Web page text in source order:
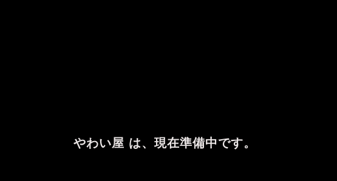
やわい屋 は、現在準備中です。